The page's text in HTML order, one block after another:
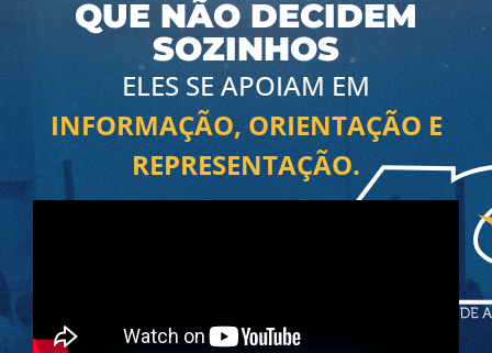
QUE NÃO DECIDEM
SOZINHOS
ELES SE APOIAM EM
INFORMAÇÃO, ORIENTAÇÃO E
REPRESENTAÇÃO.